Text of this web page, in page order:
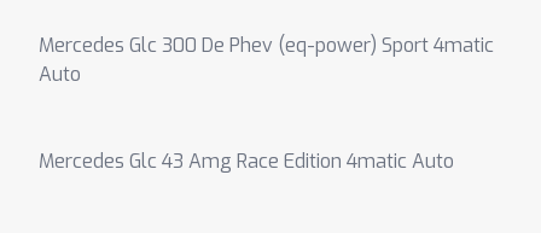
Mercedes Glc 300 De Phev (eq-power) Sport 4matic
Auto
Mercedes Glc 43 Amg Race Edition 4matic Auto